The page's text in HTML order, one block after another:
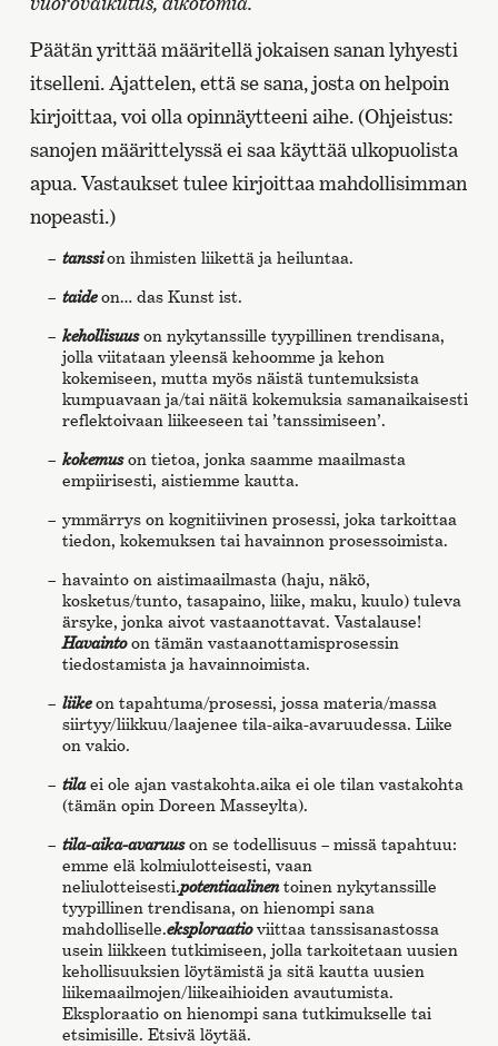
Päätän yrittää määritellä jokaisen sanan lyhyesti
itselleni. Ajattelen, että se sana, josta on helpoin
kirjoittaa, voi olla opinnäytteeni aihe. (Ohjeistus:
sanojen määrittelyssä ei saa käyttää ulkopuolista
apua. Vastaukset tulee kirjoittaa mahdollisimman
nopeasti.)
tanssion ihmisten liikettä ja heiluntaa.
taideon… das Kunst ist.
kehollisuuson nykytanssille tyypillinen trendisana,
jolla viitataan yleensä kehoomme ja kehon
kokemiseen, mutta myös näistä tuntemuksista
kumpuavaan ja/tai näitä kokemuksia samanaikaisesti
reflektoivaan liikeeseen tai ’tanssimiseen’.
kokemuson tietoa, jonka saamme maailmasta
empiirisesti, aistiemme kautta.
ymmärrys on kognitiivinen prosessi, joka tarkoittaa
tiedon, kokemuksen tai havainnon prosessoimista.
havainto on aistimaailmasta (haju, näkö,
kosketus/tunto, tasapaino, liike, maku, kuulo) tuleva
ärsyke, jonka aivot vastaanottavat. Vastalause!
Havaintoon tämän vastaanottamisprosessin
tiedostamista ja havainnoimista.
liikeon tapahtuma/prosessi, jossa materia/massa
siirtyy/liikkuu/laajenee tila-aika-avaruudessa. Liike
on vakio.
tilaei ole ajan vastakohta.aika ei ole tilan vastakohta
(tämän opin Doreen Masseylta).
tila-aika-avaruuson se todellisuus – missä tapahtuu:
emme elä kolmiulotteisesti, vaan
neliulotteisesti.potentiaalinentoinen nykytanssille
tyypillinen trendisana, on hienompi sana
mahdolliselle.eksploraatioviittaa tanssisanastossa
usein liikkeen tutkimiseen, jolla tarkoitetaan uusien
kehollisuuksien löytämistä ja sitä kautta uusien
liikemaailmojen/liikeaihioiden avautumista.
Eksploraatio on hienompi sana tutkimukselle tai
etsimisille. Etsivä löytää.